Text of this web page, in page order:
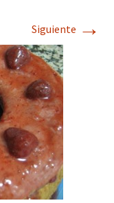
Siguiente →